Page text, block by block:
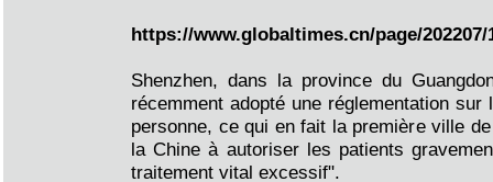
https://www.globaltimes.cn/page/202207/
Shenzhen, dans la province du
récemment adopté une réglementation
personne, ce qui en fait la première ville
la Chine à autoriser les patients
traitement vital excessif".